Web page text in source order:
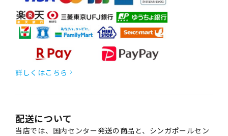
詳しくはこちら
配送について
当店では、国内センター発送の商品と、シンガポールセン